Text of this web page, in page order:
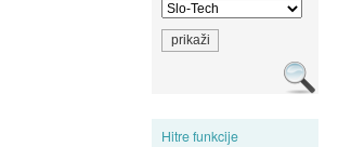
Hitre funkcije